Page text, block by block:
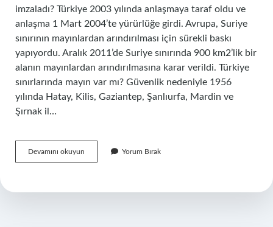
imzaladı? Türkiye 2003 yılında anlaşmaya taraf oldu ve
anlaşma 1 Mart 2004’te yürürlüğe girdi. Avrupa, Suriye
sınırının mayınlardan arındırılması için sürekli baskı
yapıyordu. Aralık 2011’de Suriye sınırında 900 km2’lik bir
alanın mayınlardan arındırılmasına karar verildi. Türkiye
sınırlarında mayın var mı? Güvenlik nedeniyle 1956
yılında Hatay, Kilis, Gaziantep, Şanlıurfa, Mardin ve
Şırnak il…
Devamını okuyun
Suriye
Ne
Yorum Bırak